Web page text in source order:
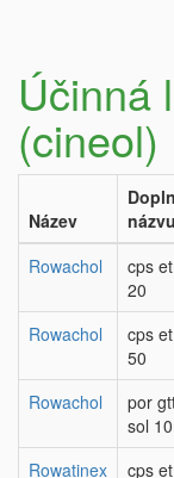
Účinná
(cineol)
Název
názvu
Rowachol
cps
20
Rowachol
cps
50
Rowachol
por
sol
Rowatinex
cps